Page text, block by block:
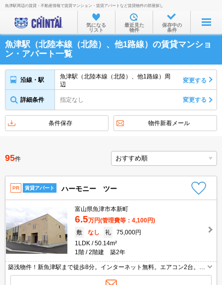
お部屋を探す
沿線・駅から
住所から
家賃相場から
不動産会社から
魚津駅周辺の賃貸・不動産情報で賃貸マンション・賃貸アパートなど賃貸物件の部屋探し
気になる
リスト
最近見た
物件
保存中の
条件
魚津駅（北陸本線（北陸）、他1路線）の賃貸マンショ
ン・アパート一覧
沿線・駅
魚津駅（北陸本線（北陸）、他1路線）周
辺
変更する
詳細条件 指定なし 変更する
条件保存 物件新着メール
95件
PR 賃貸アパート ハーモニー ツー
富山県魚津市本新町
6.5万円(管理費等：4,100円)
敷
なし 礼
75,000円
1LDK
50.14m²
1階
2階建 築2年
築浅物件！新魚津駅まで徒歩8分。インターネット無料。エアコン2台。追
い炊き機能。設備充実。浴室乾燥機付き。